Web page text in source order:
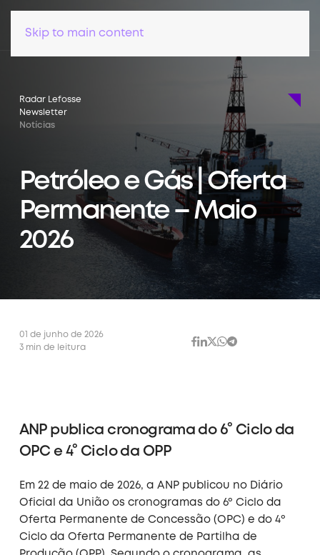
Skip to main content
Radar Lefosse
Newsletter
Notícias
Petróleo e Gás | Oferta
Permanente – Maio
2026
01 de junho de 2026
3 min de leitura
ANP publica cronograma do 6° Ciclo da
OPC e 4° Ciclo da OPP
Em 22 de maio de 2026, a ANP publicou no Diário
Oficial da União os cronogramas do 6º Ciclo da
Oferta Permanente de Concessão (OPC) e do 4º
Ciclo da Oferta Permanente de Partilha de